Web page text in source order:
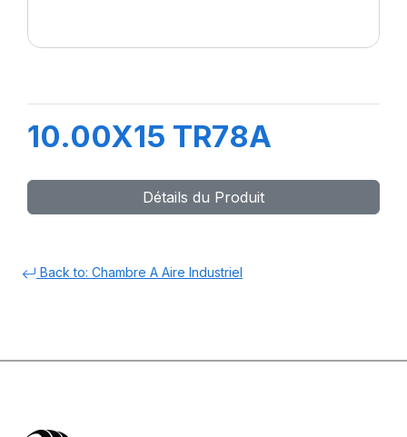
10.00X15 TR78A
Détails du Produit
Back to: Chambre A Aire Industriel